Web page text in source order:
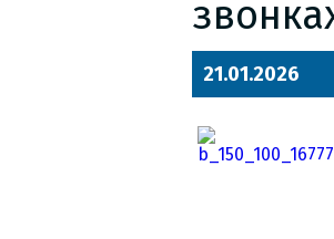
21.01.2026